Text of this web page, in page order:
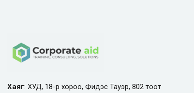
Хаяг: ХУД, 18-р хороо, Фидэс Тауэр, 802 тоот